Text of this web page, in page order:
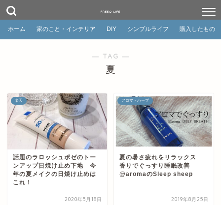
FREEQ LIFE
ホーム 家のこと・インテリア DIY シンプルライフ 購入したもの
― TAG ―
夏
楽天
話題のラロッシュポゼのトー
ンアップ日焼け止め下地 今
年の夏メイクの日焼け止めは
これ！
2020年5月18日
アロマ・ハーブ
夏の暑さ疲れをリラックス
香りでぐっすり睡眠改善
@aromaのSleep sheep
2019年8月25日